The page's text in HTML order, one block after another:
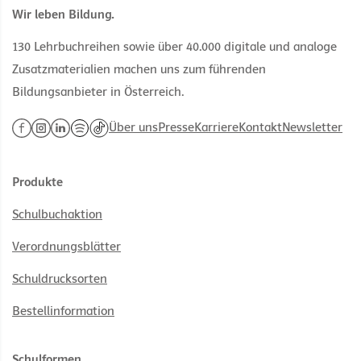
Wir leben Bildung.
130 Lehrbuchreihen sowie über 40.000 digitale und analoge
Zusatzmaterialien machen uns zum führenden
Bildungsanbieter in Österreich.
Über unsPresseKarriereKontaktNewsletter
Produkte
Schulbuchaktion
Verordnungsblätter
Schuldrucksorten
Bestellinformation